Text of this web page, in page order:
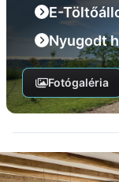
E-
Nyugodt
Fotógaléria